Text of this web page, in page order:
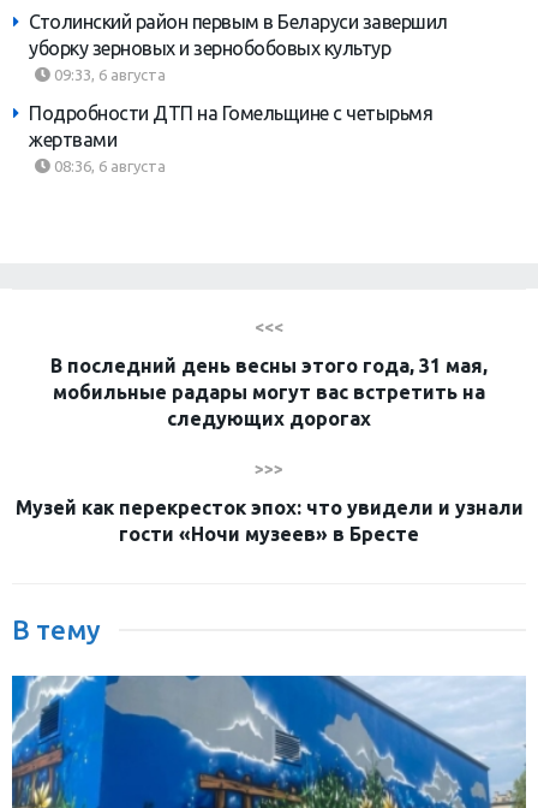
Столинский район первым в Беларуси завершил
уборку зерновых и зернобобовых культур
09:33, 6 августа
Подробности ДТП на Гомельщине с четырьмя
жертвами
08:36, 6 августа
<<<
В последний день весны этого года, 31 мая,
мобильные радары могут вас встретить на
следующих дорогах
>>>
Музей как перекресток эпох: что увидели и узнали
гости «Ночи музеев» в Бресте
В тему